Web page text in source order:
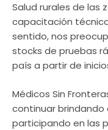
Salud rurales de las
capacitación
sentido, nos
stocks de pruebas
país a partir de
Médicos Sin
continuar brindando
participando en las